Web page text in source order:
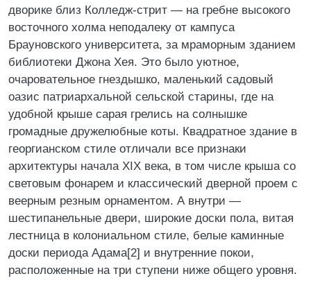
дворике близ Колледж-стрит — на гребне высокого
восточного холма неподалеку от кампуса
Брауновского университета, за мраморным зданием
библиотеки Джона Хея. Это было уютное,
очаровательное гнездышко, маленький садовый
оазис патриархальной сельской старины, где на
удобной крыше сарая грелись на солнышке
громадные дружелюбные коты. Квадратное здание в
георгианском стиле отличали все признаки
архитектуры начала XIX века, в том числе крыша со
световым фонарем и классический дверной проем с
веерным резным орнаментом. А внутри —
шестипанельные двери, широкие доски пола, витая
лестница в колониальном стиле, белые каминные
доски периода Адама[2] и внутренние покои,
расположенные на три ступени ниже общего уровня.